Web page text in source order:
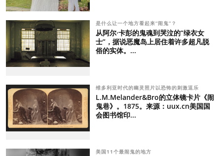
是什么让一个地方看起来“闹鬼”？
从阿尔·卡彭的鬼魂到哭泣的“绿衣女
士”，据说恶魔岛上居住着许多超凡脱
俗的实体。...
维多利亚时代的幽灵照片以恐怖的刺激逗乐
L.M.Melander&Bro的立体镜卡片《闹
鬼巷》。1875。来源：uux.cn美国国
会图书馆印...
美国11个最闹鬼的地方